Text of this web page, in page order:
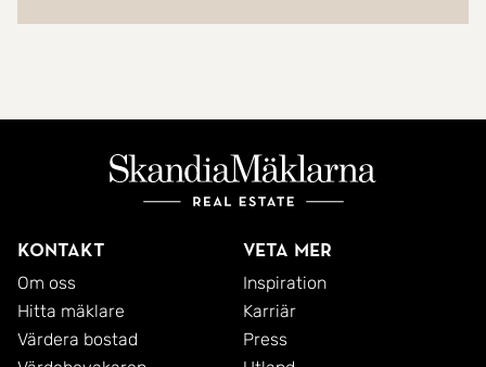
Kontakt
Om oss
Hitta mäklare
Värdera bostad
Veta mer
Inspiration
Karriär
Press